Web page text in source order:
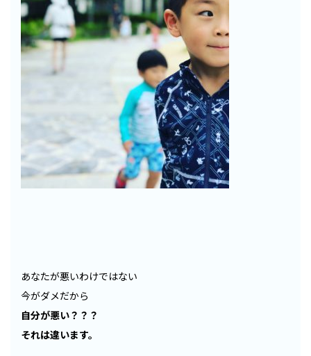
あなたが悪いわけではない
今がダメだから
自分が悪い？？？
それは違います。